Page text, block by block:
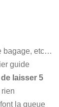
bagage, etc…
guide
laisser 5
rien
la queue